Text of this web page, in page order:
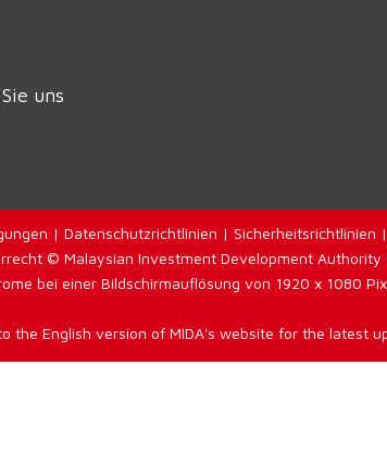
uns
| Datenschutzrichtlinien | Sicherheitsrichtlinien |
© Malaysian Investment Development Authority
bei einer Bildschirmauflösung von 1920 x 1080
the English version of MIDA's website for the latest